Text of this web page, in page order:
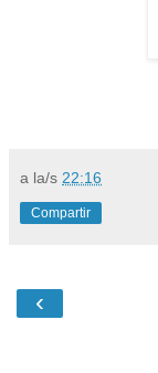
a la/s 22:16
Compartir
‹